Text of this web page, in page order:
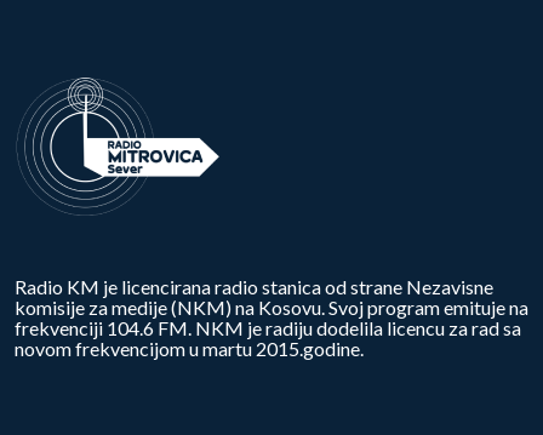
Radio KM je licencirana radio stanica od strane Nezavisne
komisije za medije (NKM) na Kosovu. Svoj program emituje na
frekvenciji 104.6 FM. NKM je radiju dodelila licencu za rad sa
novom frekvencijom u martu 2015.godine.